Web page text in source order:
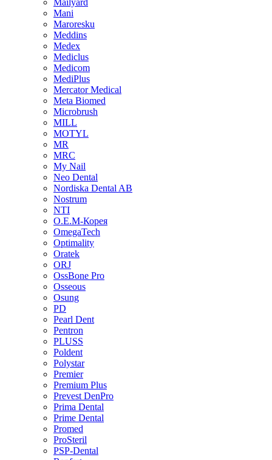
Mailyard
Mani
Maroresku
Meddins
Medex
Mediclus
Medicom
MediPlus
Mercator Medical
Meta Biomed
Microbrush
MILL
MOTYL
MR
MRC
My Nail
Neo Dental
Nordiska Dental AB
Nostrum
NTI
O.E.M-Корея
OmegaTech
Optimality
Oratek
ORJ
OssBone Pro
Osseous
Osung
PD
Pearl Dent
Pentron
PLUSS
Poldent
Polystar
Premier
Premium Plus
Prevest DenPro
Prima Dental
Prime Dental
Promed
ProSteril
PSP-Dental